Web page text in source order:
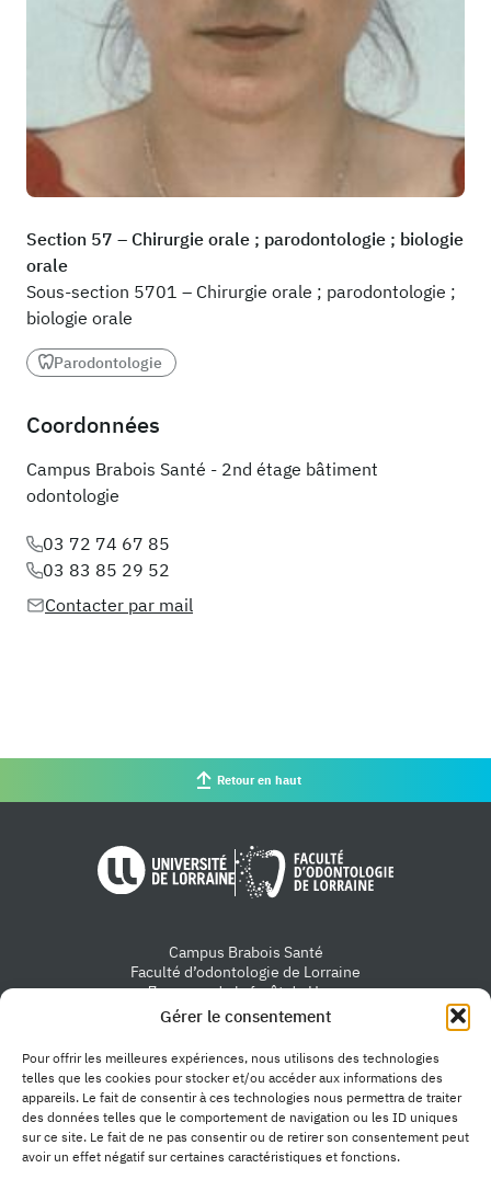
Gérer le consentement
Pour offrir les meilleures expériences, nous utilisons des technologies
telles que les cookies pour stocker et/ou accéder aux informations des
appareils. Le fait de consentir à ces technologies nous permettra de traiter
des données telles que le comportement de navigation ou les ID uniques
sur ce site. Le fait de ne pas consentir ou de retirer son consentement peut
avoir un effet négatif sur certaines caractéristiques et fonctions.
Section 57 – Chirurgie orale ; parodontologie ; biologie
orale
Sous-section 5701 – Chirurgie orale ; parodontologie ;
biologie orale
Parodontologie
Coordonnées
Campus Brabois Santé - 2nd étage bâtiment
odontologie
03 72 74 67 85
03 83 85 29 52
Contacter par mail
Retour en haut
Université de Lorraine
Campus Brabois Santé
Faculté d’odontologie de Lorraine
7 avenue de la forêt de Haye
54505 Vandœuvre-lès-Nancy
Nous contacter